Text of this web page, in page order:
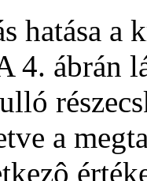
hatása a
4. ábrán
a